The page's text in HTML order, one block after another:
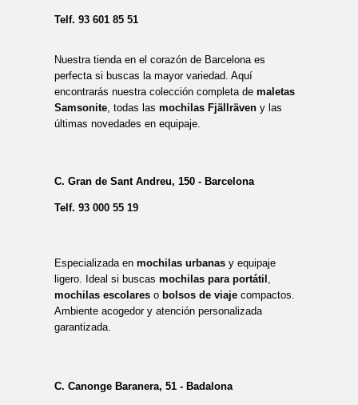
Telf. 93 601 85 51
Nuestra tienda en el corazón de Barcelona es
perfecta si buscas la mayor variedad. Aquí
encontrarás nuestra colección completa de maletas
Samsonite, todas las mochilas Fjällräveny las
últimas novedades en equipaje.
C. Gran de Sant Andreu, 150 - Barcelona
Telf. 93 000 55 19
Especializada en mochilas urbanasy equipaje
ligero. Ideal si buscas mochilas para portátil
mochilas escolareso bolsos de viajecompactos.
Ambiente acogedor y atención personalizada
garantizada.
C. Canonge Baranera, 51 - Badalona